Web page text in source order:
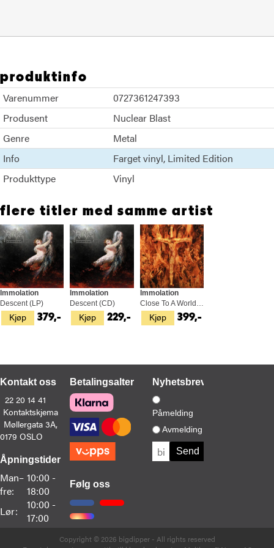
produktinfo
Varenummer
0727361247393
Produsent
Nuclear Blast
Genre
Metal
Info
Farget vinyl Limited Edition
Produkttype
Vinyl
flere titler med samme artist
Kjøp
Immolation
Descent (LP)
379,- Kjøp
Immolation
Descent (CD)
229,- Kjøp
Immolation
Close To A World Below - LTD (LP)
399,-
Kontakt oss
22 20 14 41
Kontaktskjema
Møllergata 3A,
0179 OSLO
Åpningstider
Man–
fre:
10:00 -
18:00
Lør:
10:00 -
17:00
Betalingsalternativer
Følg oss
Nyhetsbrev
Påmelding
Avmelding
Copyright © 2026 bigdipper - All rights reserved